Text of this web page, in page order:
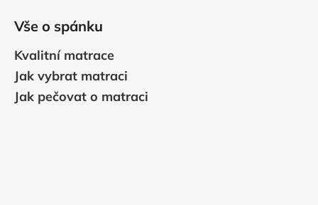
Vše o spánku
Kvalitní matrace
Jak vybrat matraci
Jak pečovat o matraci